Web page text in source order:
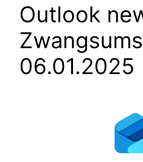
Outlook
06.01.2025